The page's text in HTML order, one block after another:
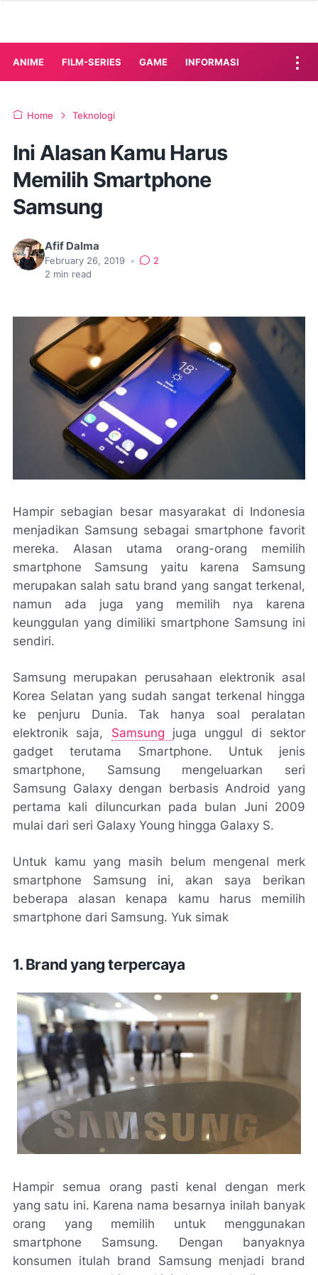
ANIME FILM-SERIES GAME INFORMASI
Home Teknologi
Ini Alasan Kamu Harus
Memilih Smartphone
Samsung
Afif Dalma
February 26, 2019 •
2
2 min read
Hampir sebagian besar masyarakat di Indonesia
menjadikan Samsung sebagai smartphone favorit
mereka. Alasan utama orang-orang memilih
smartphone Samsung yaitu karena Samsung
merupakan salah satu brand yang sangat terkenal,
namun ada juga yang memilih nya karena
keunggulan yang dimiliki smartphone Samsung ini
sendiri.
Samsung merupakan perusahaan elektronik asal
Korea Selatan yang sudah sangat terkenal hingga
ke penjuru Dunia. Tak hanya soal peralatan
elektronik saja, Samsung juga unggul di sektor
gadget terutama Smartphone. Untuk jenis
smartphone, Samsung mengeluarkan seri
Samsung Galaxy dengan berbasis Android yang
pertama kali diluncurkan pada bulan Juni 2009
mulai dari seri Galaxy Young hingga Galaxy S.
Untuk kamu yang masih belum mengenal merk
smartphone Samsung ini, akan saya berikan
beberapa alasan kenapa kamu harus memilih
smartphone dari Samsung. Yuk simak
1. Brand yang terpercaya
Hampir semua orang pasti kenal dengan merk
yang satu ini. Karena nama besarnya inilah banyak
orang yang memilih untuk menggunakan
smartphone Samsung. Dengan banyaknya
konsumen itulah brand Samsung menjadi brand